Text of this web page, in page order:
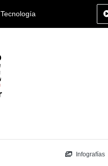
Tecnología
Infografías